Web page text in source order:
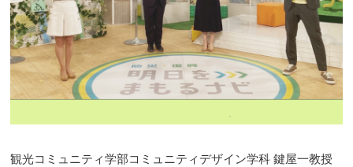
観光コミュニティ学部コミュニティデザイン学科 鍵屋一教授